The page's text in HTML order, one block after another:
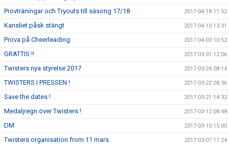
Provträningar och Tryouts till säsong 17/18 2017-04-18 11:52
Kansliet påsk stängt 2017-04-10 13:31
Prova på Cheerleading 2017-04-03 10:52
GRATTIS !! 2017-03-31 12:06
Twisters nya styrelse 2017 2017-03-24 08:14
TWISTERS I PRESSEN ! 2017-03-22 08:36
Save the dates ! 2017-03-21 14:32
Medaljregn över Twisters ! 2017-03-12 08:48
DM 2017-03-10 15:00
Twisters organisation from 11 mars 2017-03-07 11:24